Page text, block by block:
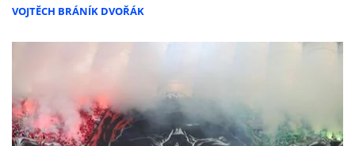
VOJTĚCH BRÁNÍK DVOŘÁK